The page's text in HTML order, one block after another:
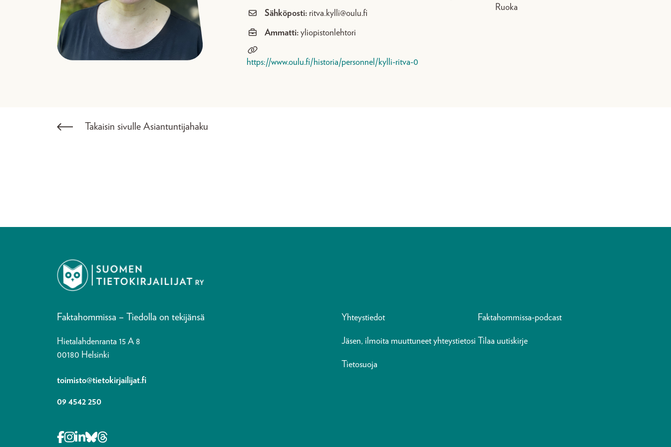
Sähköposti: ritva.kylli@oulu.fi
Ammatti: yliopistonlehtori
https://www.oulu.fi/historia/personnel/kylli-ritva-0
Ruoka
Takaisin sivulle Asiantuntijahaku
Faktahommissa – Tiedolla on tekijänsä
Hietalahdenranta 15 A 8
00180 Helsinki
toimisto@tietokirjailijat.fi
09 4542 250
Yhteystiedot Faktahommissa-podcast
Jäsen, ilmoita muuttuneet yhteystietosi Tilaa uutiskirje
Tietosuoja
Opens in a new tab Facebook-f
Opens in a new tab Instagram
Opens in a new tab Linkedin-in
Opens in a new tab Bluesky